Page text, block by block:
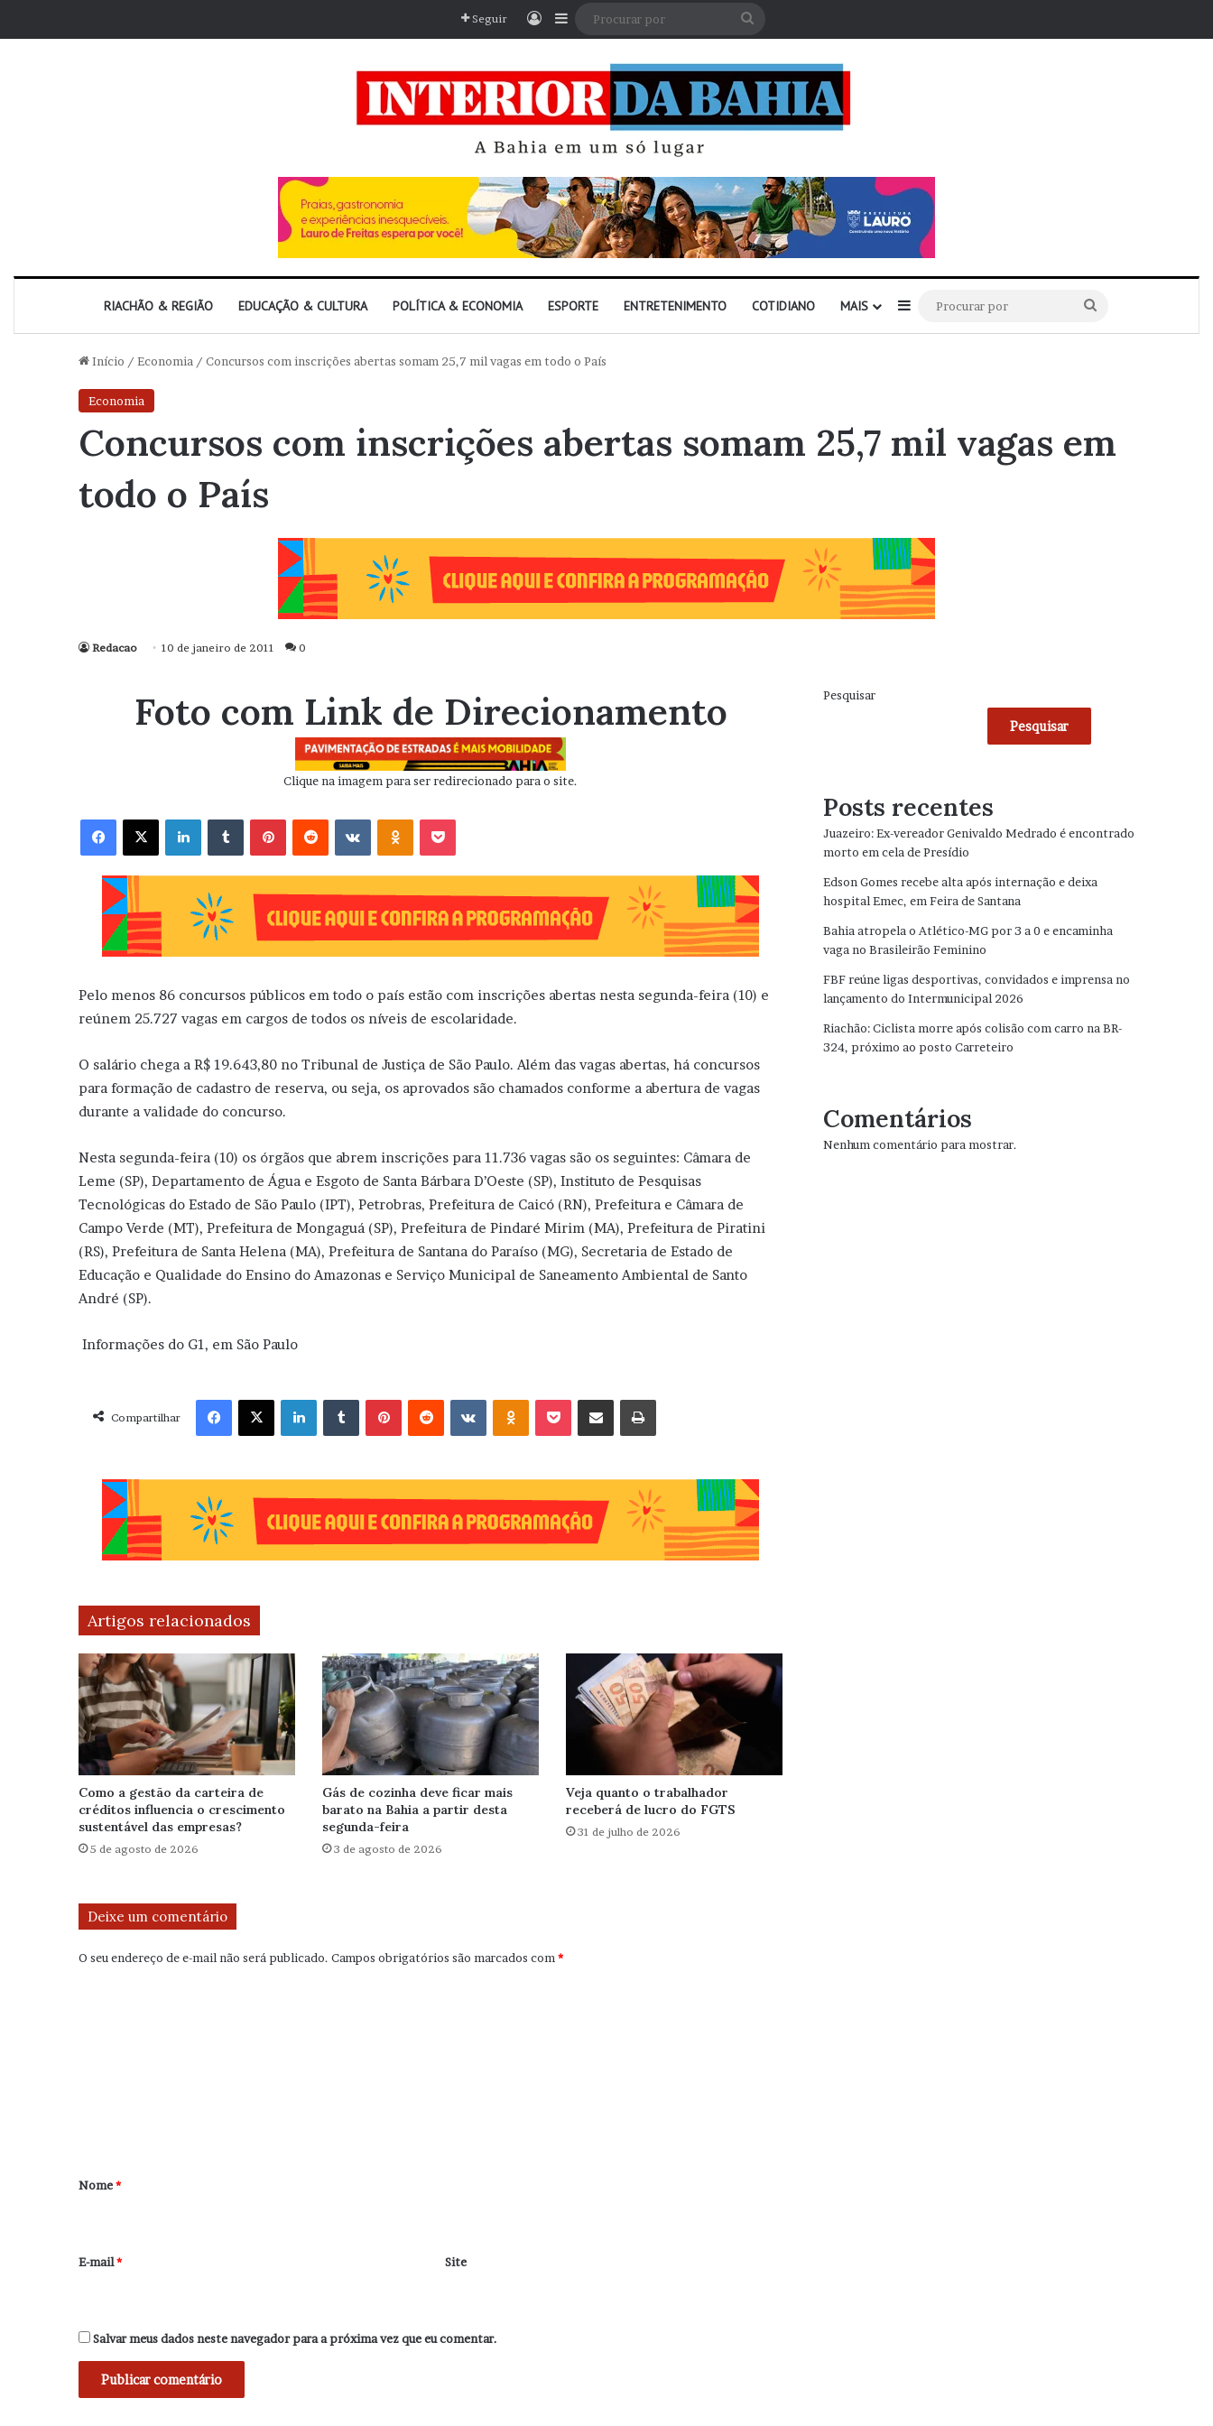
Seguir EntrarBarra Lateral
RIACHÃO & REGIÃO EDUCAÇÃO & CULTURA POLÍTICA & ECONOMIA ESPORTE ENTRETENIMENTO COTIDIANO MAIS Barra Lateral
por
Início / Economia / Concursos com inscrições abertas somam 25,7 mil vagas em todo o País
Economia
Concursos com inscrições abertas somam 25,7 mil vagas em
todo o País
Redacao 10 de janeiro de 2011 0
Foto com Link de Direcionamento
Clique na imagem para ser redirecionado para o site.
Facebook X Linkedin VK OK
Pelo menos 86 concursos públicos em todo o país estão com inscrições abertas nesta segunda-feira (10) e
reúnem 25.727 vagas em cargos de todos os níveis de escolaridade.
O salário chega a R$ 19.643,80 no Tribunal de Justiça de São Paulo. Além das vagas abertas, há concursos
para formação de cadastro de reserva, ou seja, os aprovados são chamados conforme a abertura de vagas
durante a validade do concurso.
Nesta segunda-feira (10) os órgãos que abrem inscrições para 11.736 vagas são os seguintes: Câmara de
Leme (SP), Departamento de Água e Esgoto de Santa Bárbara D’Oeste (SP), Instituto de Pesquisas
Tecnológicas do Estado de São Paulo (IPT), Petrobras, Prefeitura de Caicó (RN), Prefeitura e Câmara de
Campo Verde (MT), Prefeitura de Mongaguá (SP), Prefeitura de Pindaré Mirim (MA), Prefeitura de Piratini
(RS), Prefeitura de Santa Helena (MA), Prefeitura de Santana do Paraíso (MG), Secretaria de Estado de
Educação e Qualidade do Ensino do Amazonas e Serviço Municipal de Saneamento Ambiental de Santo
André (SP).
Informações do G1, em São Paulo
Compartilhar
Facebook X Linkedin VK OK
Artigos relacionados
Como a gestão da carteira de
créditos influencia o crescimento
sustentável das empresas?
5 de agosto de 2026
Gás de cozinha deve ficar mais
barato na Bahia a partir desta
segunda-feira
3 de agosto de 2026
Veja quanto o trabalhador
receberá de lucro do FGTS
31 de julho de 2026
Deixe um comentário
O seu endereço de e-mail não será publicado. Campos obrigatórios são marcados com*
r
*
Nome*
E-mail* Site
Salvar meus dados neste navegador para a próxima vez que eu comentar.
Pesquisar
Pesquisar
Posts recentes
Juazeiro: Ex-vereador Genivaldo Medrado é encontrado
morto em cela de Presídio
Edson Gomes recebe alta após internação e deixa
hospital Emec, em Feira de Santana
Bahia atropela o Atlético-MG por 3 a 0 e encaminha
vaga no Brasileirão Feminino
FBF reúne ligas desportivas, convidados e imprensa no
lançamento do Intermunicipal 2026
Riachão: Ciclista morre após colisão com carro na BR-
324, próximo ao posto Carreteiro
Comentários
Nenhum comentário para mostrar.